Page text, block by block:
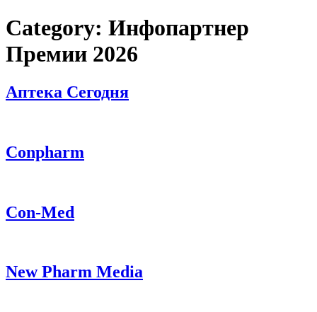
Skip
to
content
Category: Инфопартнер
Премии 2026
Аптека Сегодня
Conpharm
Con-Med
New Pharm Media